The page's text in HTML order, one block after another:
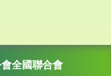
全國聯合會